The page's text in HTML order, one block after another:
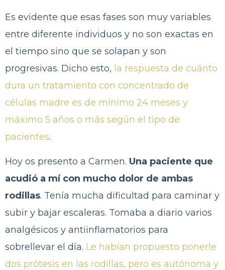
Es evidente que esas fases son muy variables
entre diferente individuos y no son exactas en
el tiempo sino que se solapan y son
progresivas. Dicho esto, la respuesta de cuánto
dura un tratamiento con concentrado de
células madre es de mínimo 24 meses y
máximo 5 años o más según el tipo de
pacientes.
Hoy os presento a Carmen. Una paciente que
acudió a mí con mucho dolor de ambas
rodillas. Tenía mucha dificultad para caminar y
subir y bajar escaleras. Tomaba a diario varios
analgésicos y antiinflamatorios para
sobrellevar el día. Le habían propuesto ponerle
dos prótesis en las rodillas, pero es autónoma y